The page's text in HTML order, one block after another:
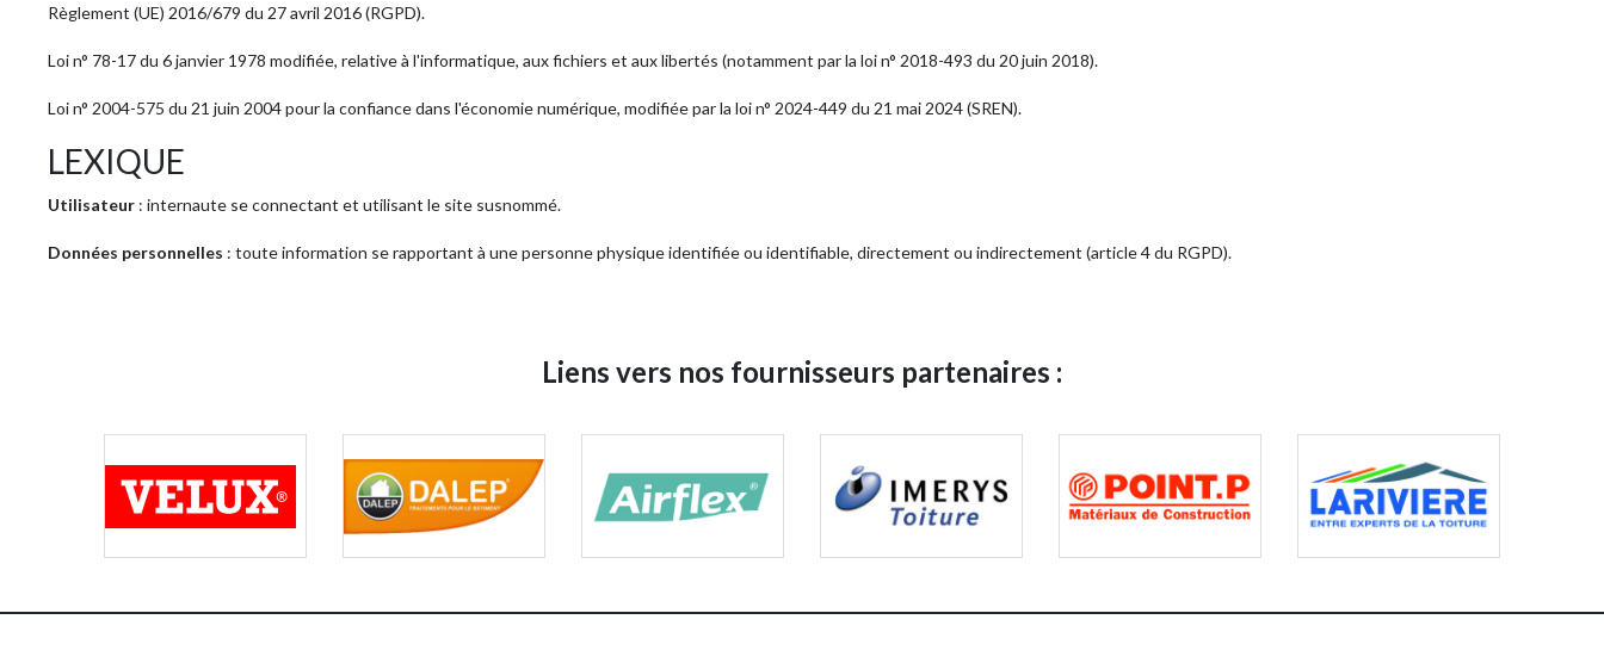
Règlement (UE) 2016/679 du 27 avril 2016 (RGPD).
Loi n° 78-17 du 6 janvier 1978 modifiée, relative à l'informatique, aux fichiers et aux libertés (notamment par la loi n° 2018-493 du 20 juin 2018).
Loi n° 2004-575 du 21 juin 2004 pour la confiance dans l'économie numérique, modifiée par la loi n° 2024-449 du 21 mai 2024 (SREN).
LEXIQUE
Utilisateur : internaute se connectant et utilisant le site susnommé.
Données personnelles : toute information se rapportant à une personne physique identifiée ou identifiable, directement ou indirectement (article 4 du RGPD).
Liens vers nos fournisseurs partenaires :